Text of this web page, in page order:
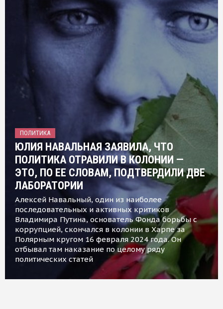
ПОЛИТИКА
ЮЛИЯ НАВАЛЬНАЯ ЗАЯВИЛА, ЧТО
ПОЛИТИКА ОТРАВИЛИ В КОЛОНИИ —
ЭТО, ПО ЕЕ СЛОВАМ, ПОДТВЕРДИЛИ ДВЕ
ЛАБОРАТОРИИ
Алексей Навальный, один из наиболее
последовательных и активных критиков
Владимира Путина, основатель Фонда борьбы с
коррупцией, скончался в колонии в Харпе за
Полярным кругом 16 февраля 2024 года. Он
отбывал там наказание по целому ряду
политических статей